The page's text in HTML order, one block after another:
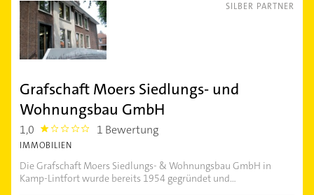
SILBER PARTNER
Grafschaft Moers Siedlungs- und
Wohnungsbau GmbH
1,0 1.0 1 Bewertung
IMMOBILIEN
Die Grafschaft Moers Siedlungs- & Wohnungsbau GmbH in
Kamp-Lintfort wurde bereits 1954 gegründet und...